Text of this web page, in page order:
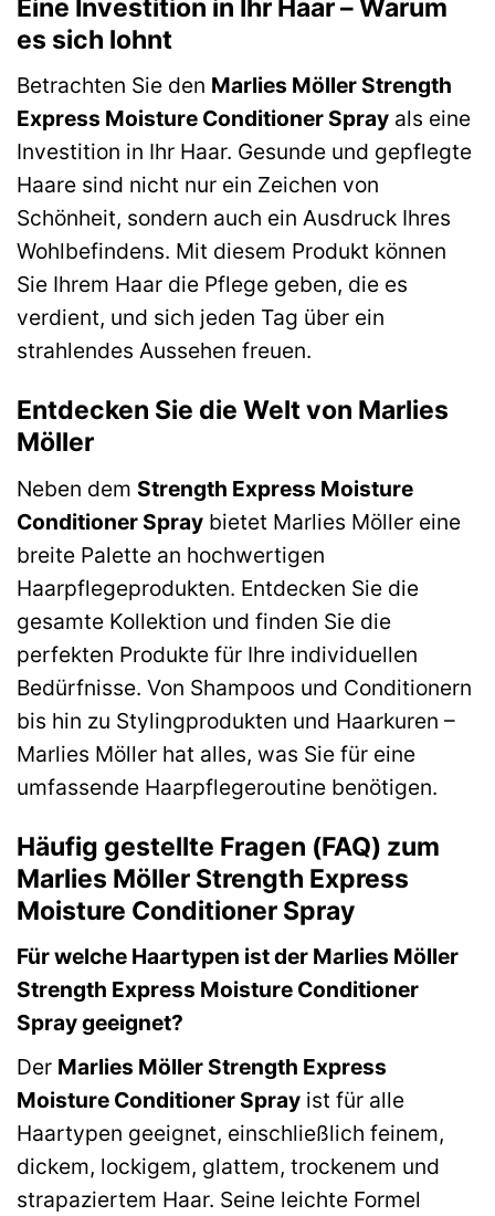
Eine Investition in Ihr Haar – Warum
es sich lohnt
Betrachten Sie den Marlies Möller Strength
Express Moisture Conditioner Spray als eine
Investition in Ihr Haar. Gesunde und gepflegte
Haare sind nicht nur ein Zeichen von
Schönheit, sondern auch ein Ausdruck Ihres
Wohlbefindens. Mit diesem Produkt können
Sie Ihrem Haar die Pflege geben, die es
verdient, und sich jeden Tag über ein
strahlendes Aussehen freuen.
Entdecken Sie die Welt von Marlies
Möller
Neben dem Strength Express Moisture
Conditioner Spray bietet Marlies Möller eine
breite Palette an hochwertigen
Haarpflegeprodukten. Entdecken Sie die
gesamte Kollektion und finden Sie die
perfekten Produkte für Ihre individuellen
Bedürfnisse. Von Shampoos und Conditionern
bis hin zu Stylingprodukten und Haarkuren –
Marlies Möller hat alles, was Sie für eine
umfassende Haarpflegeroutine benötigen.
Häufig gestellte Fragen (FAQ) zum
Marlies Möller Strength Express
Moisture Conditioner Spray
Für welche Haartypen ist der Marlies Möller
Strength Express Moisture Conditioner
Spray geeignet?
Der Marlies Möller Strength Express
Moisture Conditioner Spray ist für alle
Haartypen geeignet, einschließlich feinem,
dickem, lockigem, glattem, trockenem und
strapaziertem Haar. Seine leichte Formel